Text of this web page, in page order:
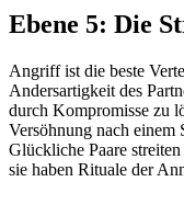
Ebene 5: Die
Angriff ist die beste
Andersartigkeit des
durch Kompromisse zu
Versöhnung nach einem
Glückliche Paare
sie haben Rituale der